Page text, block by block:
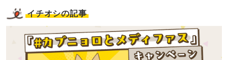
イチオシの記事